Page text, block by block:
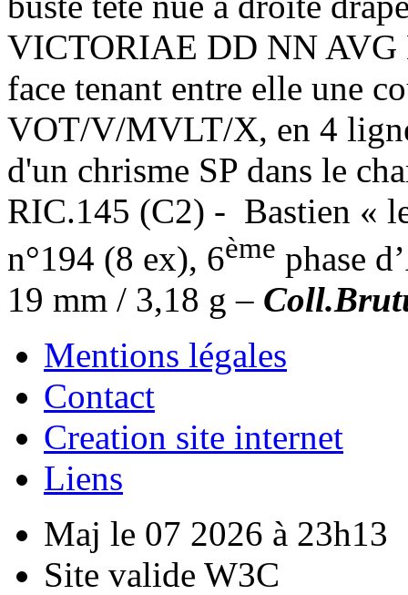
VICTORIAE DD NN AVG
face tenant entre elle une
VOT/V/MVLT/X, en 4
d'un chrisme SP dans le
RIC.145 (C2) - Bastien «
n°194 (8 ex), 6ème phase
19 mm / 3,18 g –
Mentions légales
Contact
Creation site internet
Liens
Maj le 07 2026 à 23h13
Site valide W3C